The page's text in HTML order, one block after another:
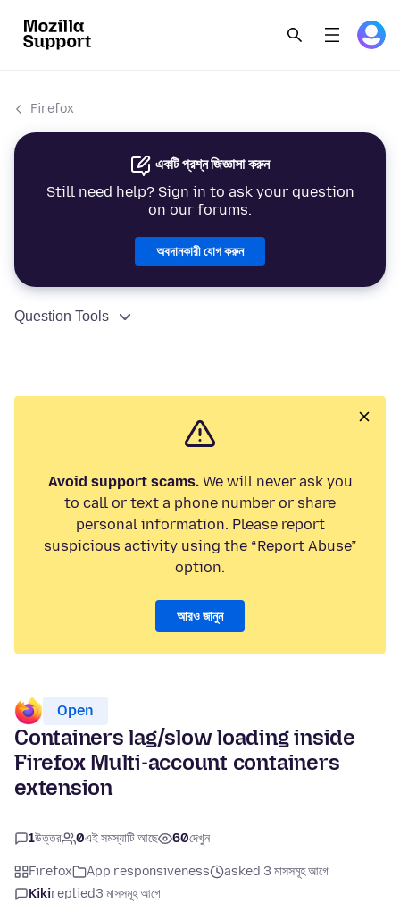
Firefox
একটি প্রশ্ন জিজ্ঞাসা করুন
Still need help? Sign in to ask your question
on our forums.
অবদানকারী যোগ করুন
Question Tools
Avoid support scams.We will never ask you
to call or text a phone number or share
personal information. Please report
suspicious activity using the “Report Abuse”
option.
আরও জানুন
Open
Containers lag/slow loading inside
Firefox Multi-account containers
extension
1উত্তর 0এই সমস্যাটি আছে 60দেখুন
Firefox App responsiveness
asked 3 মাসসমূহ আগে
Kikireplied3 মাসসমূহ আগে